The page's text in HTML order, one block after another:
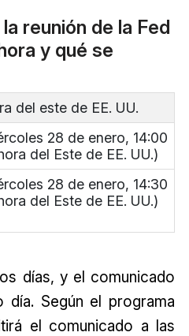
reunión de la Fed
y qué se
del este de EE. UU.
28 de enero, 14:00
del Este de EE. UU.)
28 de enero, 14:30
del Este de EE. UU.)
días, y el comunicado
día. Según el programa
el comunicado a las